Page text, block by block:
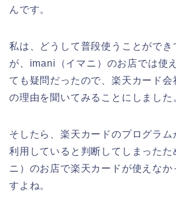
んです。
私は、どうして普段使うことができ
が、imani（イマニ）のお店では使
ても疑問だったので、楽天カード会
の理由を聞いてみることにしました
そしたら、楽天カードのプログラム
利用していると判断してしまった
ニ）のお店で楽天カードが使えな
すよね。